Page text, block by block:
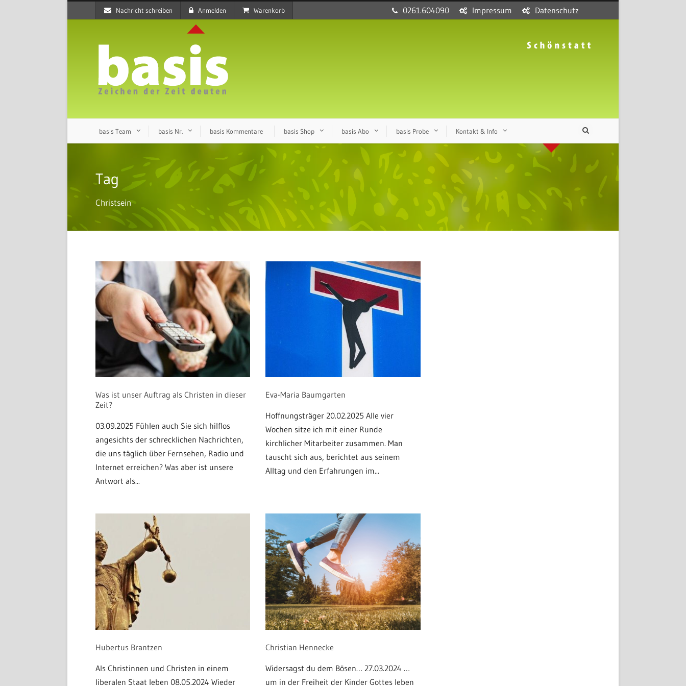
Nachricht schreiben Anmelden Warenkorb 0261.604090 Impressum Datenschutz
basis Team basis Nr. basis Kommentare basis Shop basis Abo basis Probe Kontakt & Info
Tag
Christsein
Was ist unser Auftrag als Christen in dieser
Zeit?
03.09.2025 Fühlen auch Sie sich hilflos
angesichts der schrecklichen Nachrichten,
die uns täglich über Fernsehen, Radio und
Internet erreichen? Was aber ist unsere
Antwort als...
Eva-Maria Baumgarten
Hoffnungsträger 20.02.2025 Alle vier
Wochen sitze ich mit einer Runde
kirchlicher Mitarbeiter zusammen. Man
tauscht sich aus, berichtet aus seinem
Alltag und den Erfahrungen im...
Hubertus Brantzen
Als Christinnen und Christen in einem
liberalen Staat leben 08.05.2024 Wieder
Christian Hennecke
Widersagst du dem Bösen… 27.03.2024 …
um in der Freiheit der Kinder Gottes leben